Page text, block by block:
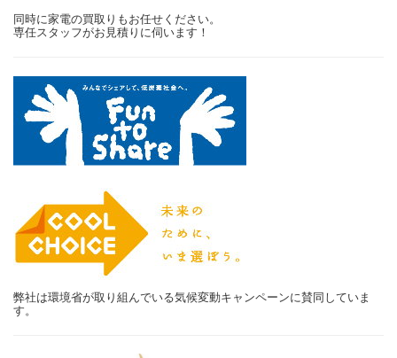
同時に家電の買取りもお任せください。
専任スタッフがお見積りに伺います！
弊社は環境省が取り組んでいる気候変動キャンペーンに賛同していま
す。